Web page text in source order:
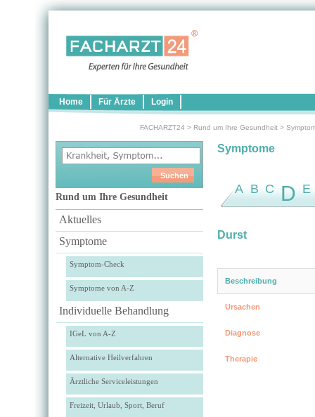
Home Für Ärzte Login
FACHARZT24 > Rund um Ihre Gesundheit >
Rund um Ihre Gesundheit
Aktuelles
Symptome
Symptom-Check
Symptome von A-Z
Individuelle Behandlung
IGeL von A-Z
Alternative Heilverfahren
Ärztliche Serviceleistungen
Freizeit, Urlaub, Sport, Beruf
Symptome
A B C D E
Durst
Beschreibung
Ursachen
Diagnose
Therapie